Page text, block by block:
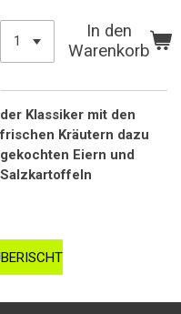
In den
Warenkorb
der Klassiker mit den
frischen Kräutern dazu
gekochten Eiern und
Salzkartoffeln